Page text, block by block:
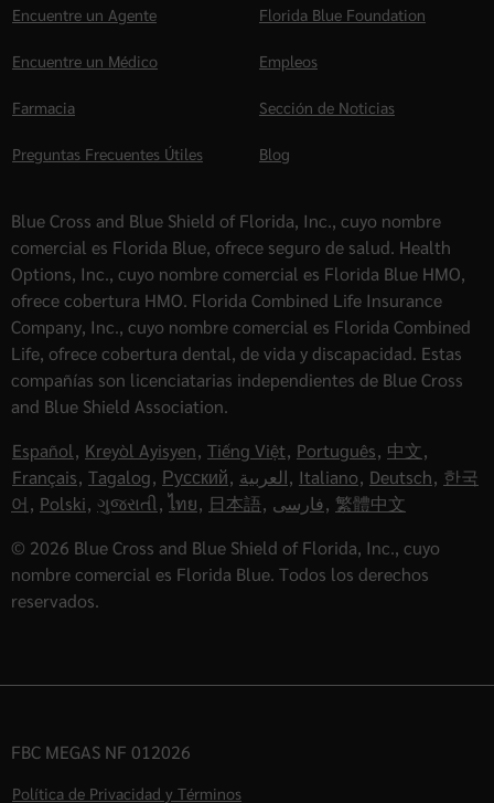
Encuentre un Agente
Encuentre un Médico
Farmacia
Preguntas Frecuentes Útiles
Florida Blue Foundation
Empleos
Sección de Noticias
Blog
Blue Cross and Blue Shield of Florida, Inc., cuyo nombre
comercial es Florida Blue, ofrece seguro de salud. Health
Options, Inc., cuyo nombre comercial es Florida Blue HMO,
ofrece cobertura HMO. Florida Combined Life Insurance
Company, Inc., cuyo nombre comercial es Florida Combined
Life, ofrece cobertura dental, de vida y discapacidad. Estas
compañías son licenciatarias independientes de Blue Cross
and Blue Shield Association.
Español, Kreyòl Ayisyen, Tiếng Việt, Português, 中文,
Français, Tagalog, Русский, العربية, Italiano, Deutsch, 한국
어, Polski, ગુજરાતી, ไทย, 日本語, فارسی, 繁體中文
© 2026 Blue Cross and Blue Shield of Florida, Inc., cuyo
nombre comercial es Florida Blue. Todos los derechos
reservados.
FBC MEGAS NF 012026
Política de Privacidad y Términos